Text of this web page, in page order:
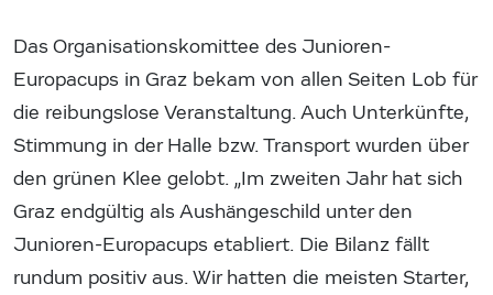
Das Organisationskomittee des Junioren-
Europacups in Graz bekam von allen Seiten Lob für
die reibungslose Veranstaltung. Auch Unterkünfte,
Stimmung in der Halle bzw. Transport wurden über
den grünen Klee gelobt. „Im zweiten Jahr hat sich
Graz endgültig als Aushängeschild unter den
Junioren-Europacups etabliert. Die Bilanz fällt
rundum positiv aus. Wir hatten die meisten Starter,